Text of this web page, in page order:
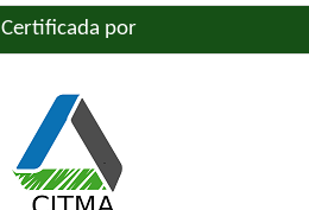
Certificada por